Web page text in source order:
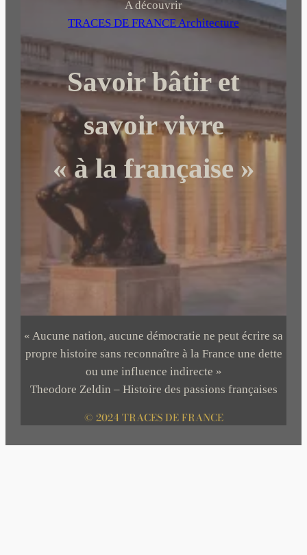
r
c
h
r
A découvrir
TRACES DE FRANCE Architecture
Savoir bâtir et
savoir vivre
« à la française »
« Aucune nation, aucune démocratie ne peut écrire sa
propre histoire sans reconnaître à la France une dette
ou une influence indirecte »
Theodore Zeldin – Histoire des passions françaises
© 2024 TRACES DE FRANCE